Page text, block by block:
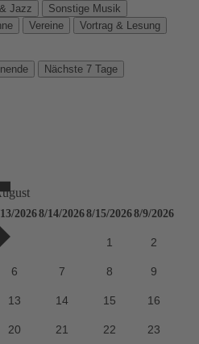
Jazz
Sonstige Musik
Vereine
Vortrag & Lesung
Nächste 7 Tage